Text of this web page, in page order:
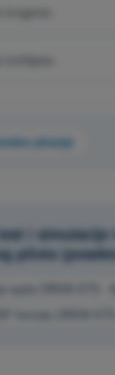
pitanje
i simulacije
pilota
ispita DRON STS -
formatu DRON